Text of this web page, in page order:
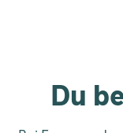
Du